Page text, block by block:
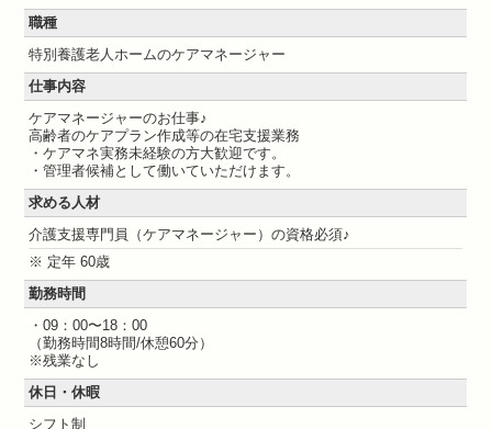
職種
特別養護老人ホームのケアマネージャー
仕事内容
ケアマネージャーのお仕事♪
高齢者のケアプラン作成等の在宅支援業務
・ケアマネ実務未経験の方大歓迎です。
・管理者候補として働いていただけます。
求める人材
介護支援専門員（ケアマネージャー）の資格必須♪
※ 定年 60歳
勤務時間
・09：00〜18：00
（勤務時間8時間/休憩60分）
※残業なし
休日・休暇
シフト制